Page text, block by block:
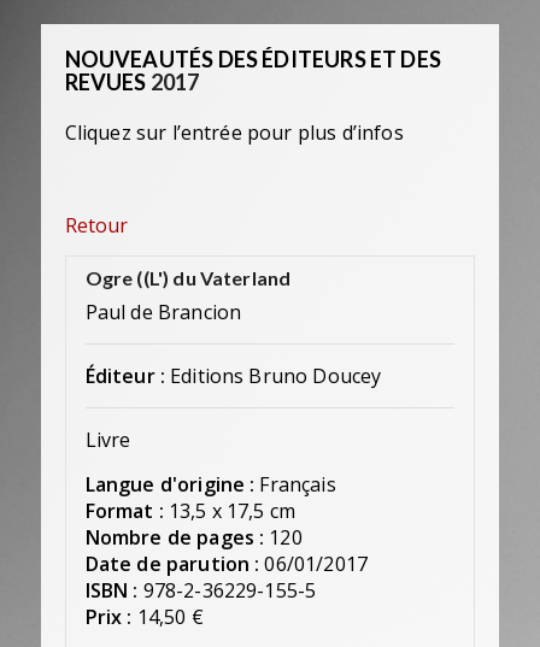
NOUVEAUTÉS DES ÉDITEURS ET DES
REVUES 2017
Cliquez sur l’entrée pour plus d’infos
Retour
Ogre ((L') du Vaterland
Paul de Brancion
Éditeur : Editions Bruno Doucey
Livre
Langue d'origine : Français
Format : 13,5 x 17,5 cm
Nombre de pages : 120
Date de parution : 06/01/2017
ISBN : 978-2-36229-155-5
Prix : 14,50 €